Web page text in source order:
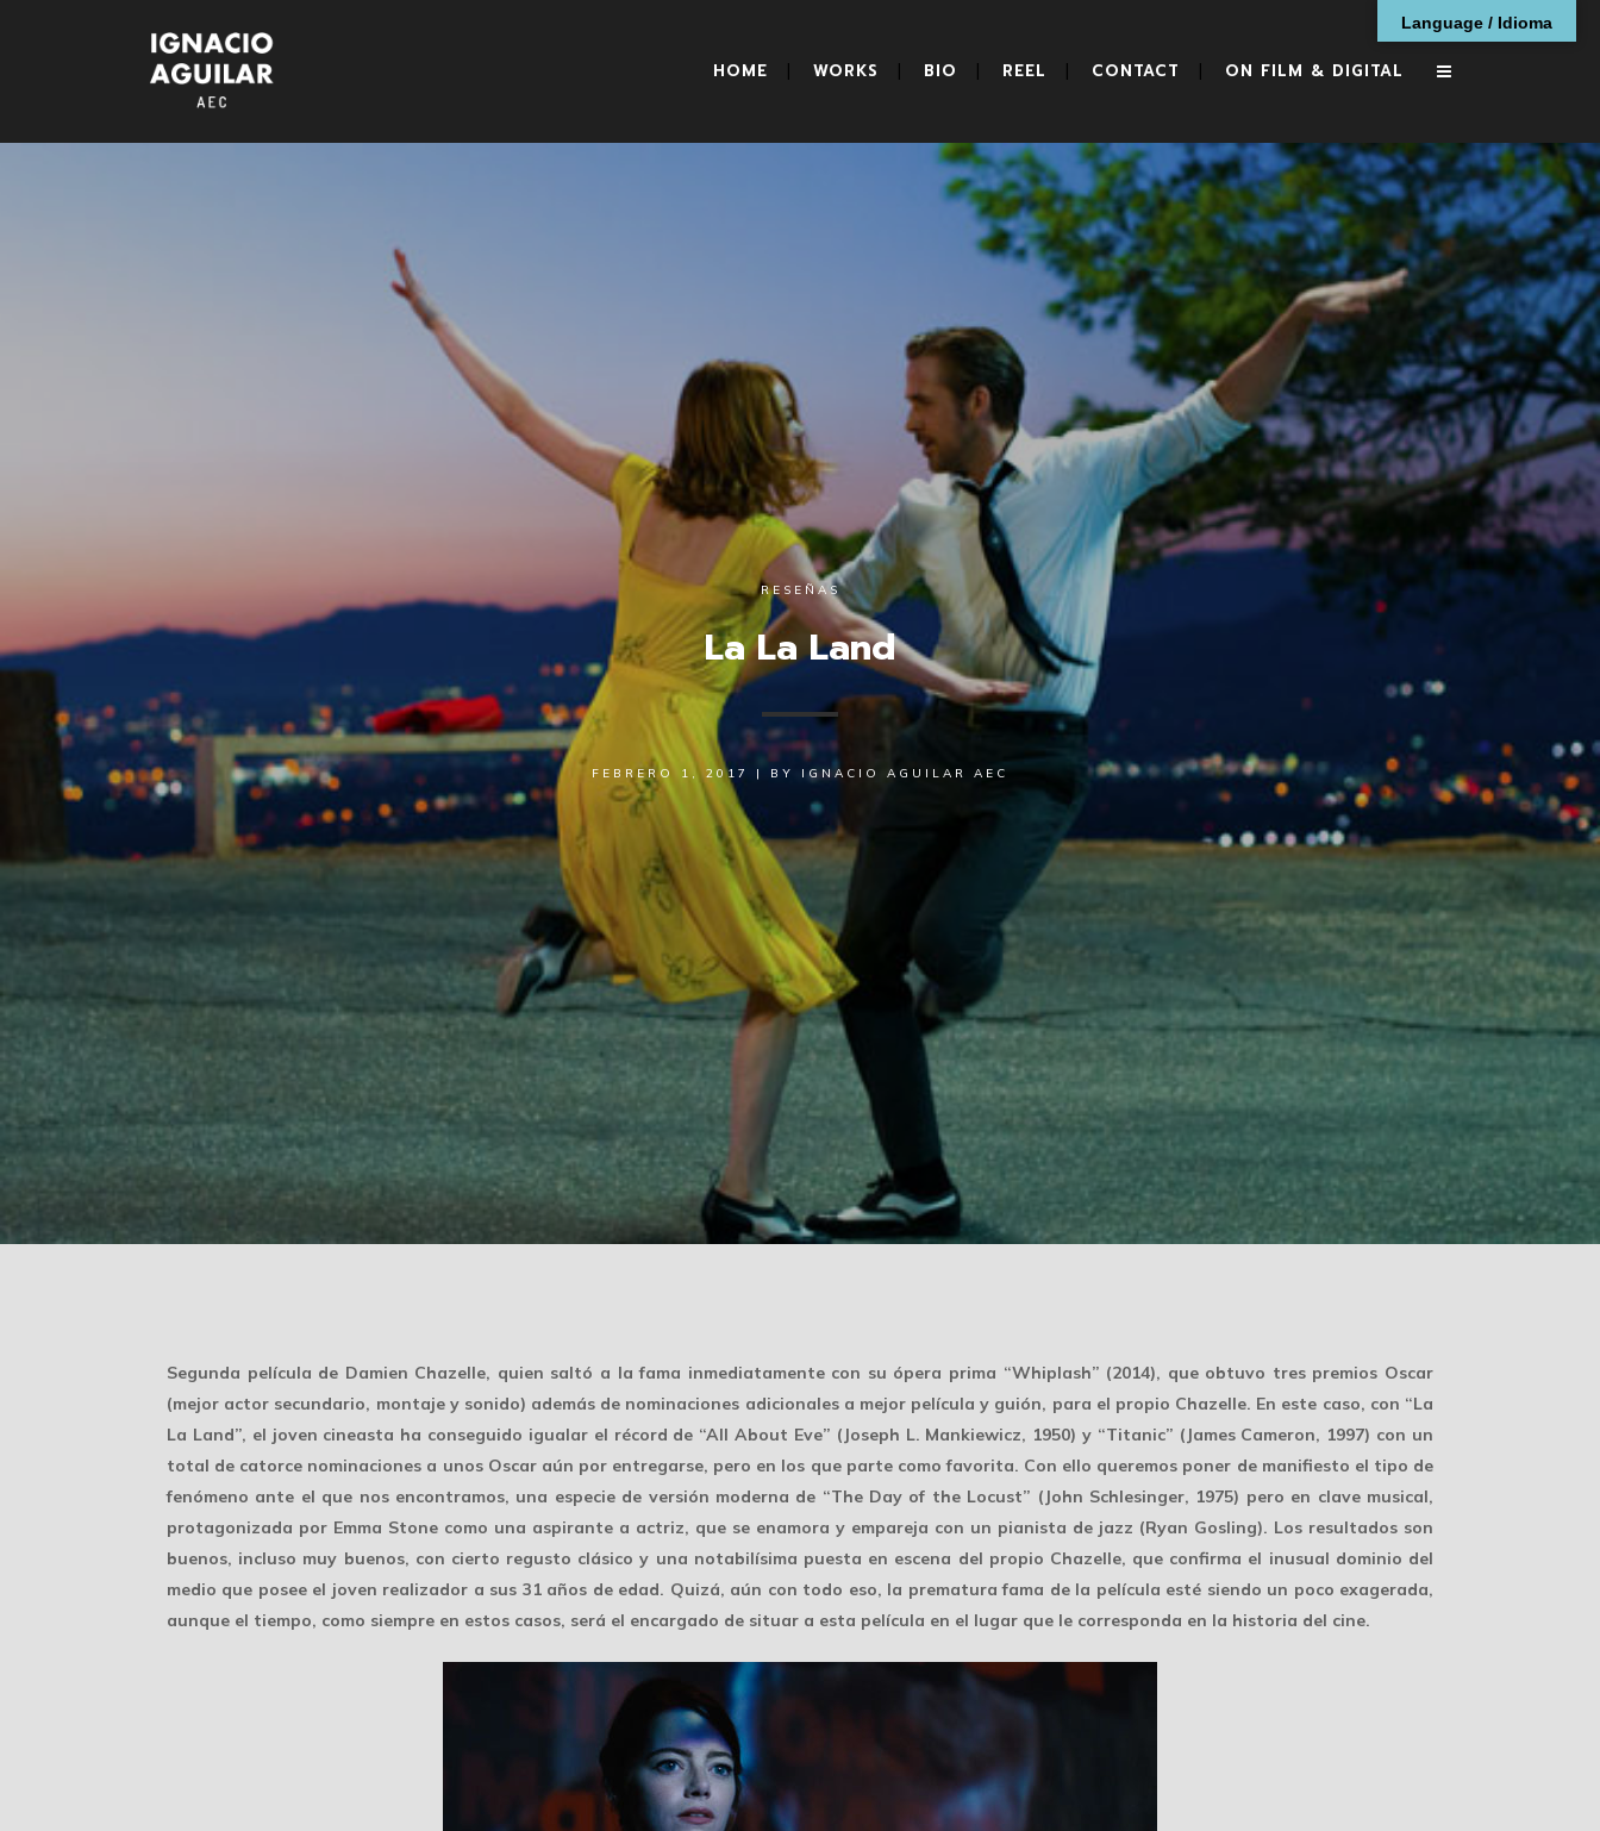
HOME WORKS BIO REEL CONTACT ON FILM & DIGITAL
RESEÑAS
La La Land
FEBRERO 1, 2017 | BY IGNACIO AGUILAR AEC
Segunda película de Damien Chazelle, quien saltó a la fama inmediatamente con su ópera prima “Whiplash” (2014), que obtuvo tres premios Oscar
(mejor actor secundario, montaje y sonido) además de nominaciones adicionales a mejor película y guión, para el propio Chazelle. En este caso, con “La
La Land”, el joven cineasta ha conseguido igualar el récord de “All About Eve” (Joseph L. Mankiewicz, 1950) y “Titanic” (James Cameron, 1997) con un
total de catorce nominaciones a unos Oscar aún por entregarse, pero en los que parte como favorita. Con ello queremos poner de manifiesto el tipo de
fenómeno ante el que nos encontramos, una especie de versión moderna de “The Day of the Locust” (John Schlesinger, 1975) pero en clave musical,
protagonizada por Emma Stone como una aspirante a actriz, que se enamora y empareja con un pianista de jazz (Ryan Gosling). Los resultados son
buenos, incluso muy buenos, con cierto regusto clásico y una notabilísima puesta en escena del propio Chazelle, que confirma el inusual dominio del
medio que posee el joven realizador a sus 31 años de edad. Quizá, aún con todo eso, la prematura fama de la película esté siendo un poco exagerada,
aunque el tiempo, como siempre en estos casos, será el encargado de situar a esta película en el lugar que le corresponda en la historia del cine.
Language / Idioma